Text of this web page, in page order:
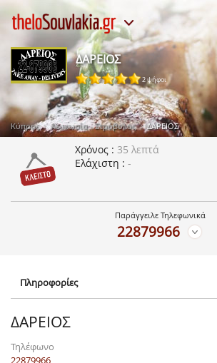
ΔΑΡΕΙΟΣ
2 ψήφοι
Κύπρος Λευκωσία - Στρόβολος ΔΑΡΕΙΟΣ
Χρόνος
35 λεπτά
Ελάχιστη
-
Παράγγειλε Τηλεφωνικά
22879966
Πληροφορίες
ΔΑΡΕΙΟΣ
Τηλέφωνο
22879966